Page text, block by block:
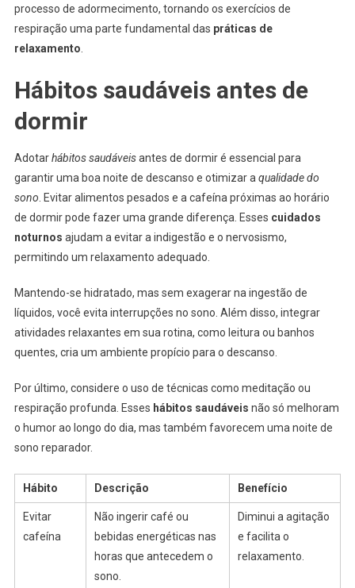
processo de adormecimento, tornando os exercícios de
respiração uma parte fundamental das práticas de
relaxamento.
Hábitos saudáveis antes de
dormir
Adotarhábitos saudáveisantes de dormir é essencial para
garantir uma boa noite de descanso e otimizar aqualidade do
sono. Evitar alimentos pesados e a cafeína próximas ao horário
de dormir pode fazer uma grande diferença. Esses cuidados
noturnos ajudam a evitar a indigestão e o nervosismo,
permitindo um relaxamento adequado.
Mantendo-se hidratado, mas sem exagerar na ingestão de
líquidos, você evita interrupções no sono. Além disso, integrar
atividades relaxantes em sua rotina, como leitura ou banhos
quentes, cria um ambiente propício para o descanso.
Por último, considere o uso de técnicas como meditação ou
respiração profunda. Esses hábitos saudáveis não só melhoram
o humor ao longo do dia, mas também favorecem uma noite de
sono reparador.
Hábito Descrição Benefício
Evitar
cafeína
Não ingerir café ou
bebidas energéticas nas
horas que antecedem o
sono.
Diminui a agitação
e facilita o
relaxamento.